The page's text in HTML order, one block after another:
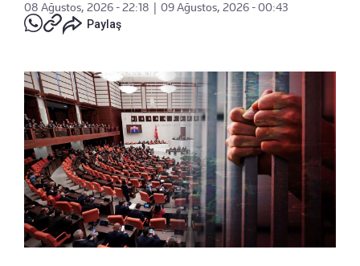
08 Ağustos, 2026 - 22:18
09 Ağustos, 2026 - 00:43
Paylaş